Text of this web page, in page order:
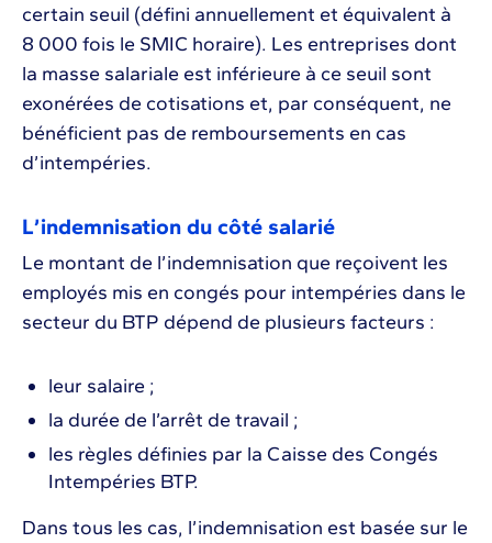
certain seuil (défini annuellement et équivalent à
8 000 fois le SMIC horaire). Les entreprises dont
la masse salariale est inférieure à ce seuil sont
exonérées de cotisations et, par conséquent, ne
bénéficient pas de remboursements en cas
d’intempéries.
L’indemnisation du côté salarié
Le montant de l’indemnisation que reçoivent les
employés mis en congés pour intempéries dans le
secteur du BTP dépend de plusieurs facteurs :
leur salaire ;
la durée de l’arrêt de travail ;
les règles définies par la Caisse des Congés
Intempéries BTP.
Dans tous les cas, l’indemnisation est basée sur le